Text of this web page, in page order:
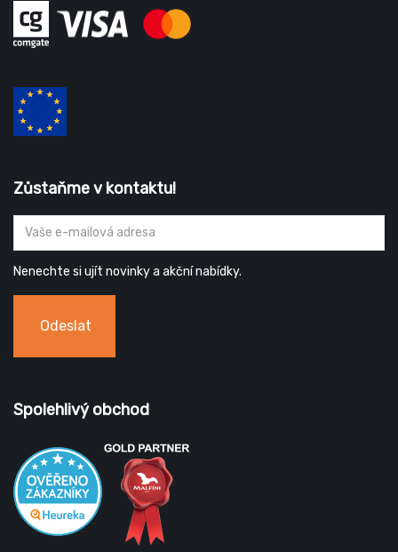
Zůstaňme v kontaktu!
Nenechte si ujít novinky a akční nabídky.
Odeslat
Spolehlivý obchod